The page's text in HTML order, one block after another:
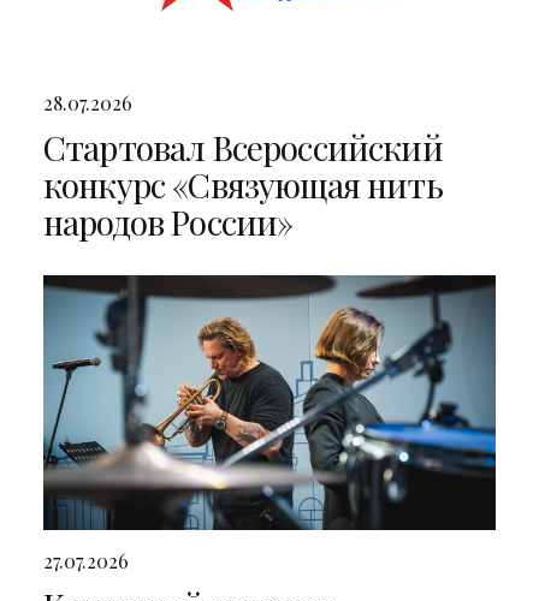
28.07.2026
Стартовал Всероссийский
конкурс «Связующая нить
народов России»
27.07.2026